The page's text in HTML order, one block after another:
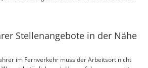
Stellenangebote in der Nähe
im Fernverkehr muss der Arbeitsort nicht